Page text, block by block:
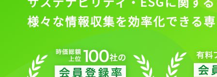
会員登録
様々な情報収集を効率化できる